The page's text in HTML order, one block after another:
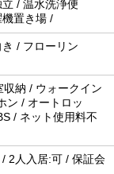
/ 温水洗浄便
置き場 /
/ フローリン
納 / ウォークイン
ン / オートロッ
/ ネット使用料不
2人入居:可 / 保証会